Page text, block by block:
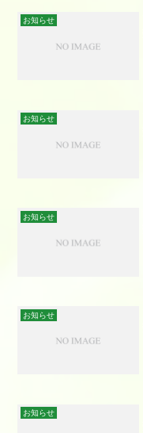
お知らせ
お知らせ
お知らせ
お知らせ
お知らせ